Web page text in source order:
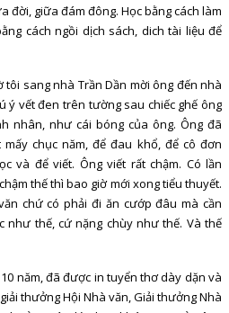
đời, giữa đám đông. Học bằng cách làm
cách ngồi dịch sách, dich tài liệu để
tôi sang nhà Trần Dần mời ông đến nhà
ý vết đen trên tường sau chiếc ghế ông
nhân, như cái bóng của ông. Ông đã
chục năm, để đau khổ, để cô đơn
và để viết. Ông viết rất chậm. Có lần
thế thì bao giờ mới xong tiểu thuyết.
chứ có phải đi ăn cướp đâu mà cần
như thế, cứ nặng chùy như thế. Và thế
năm, đã được in tuyển thơ dày dặn và
thưởng Hội Nhà văn, Giải thưởng Nhà